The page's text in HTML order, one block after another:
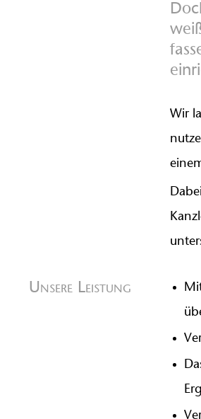
Wir
Unsere Leistung